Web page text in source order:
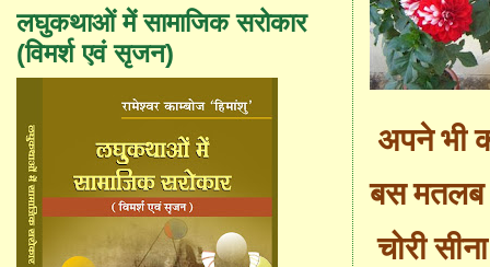
अपने भी
बस मतलब
चोरी
लघुकथाओं में सामाजिक सरोकार
(विमर्श एवं सृजन)